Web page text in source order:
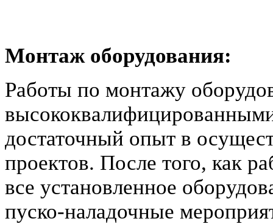
Монтаж оборудования:
Работы по монтажу
достаточный опыт в
проектов. После того, как
все установленное
пуско-наладочные